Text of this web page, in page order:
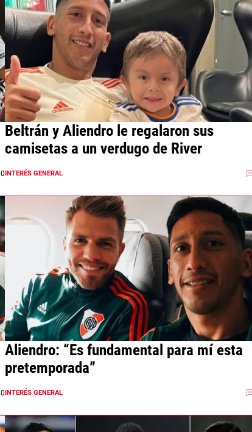
0
Beltrán y Aliendro le regalaron sus
camisetas a un verdugo de River
INTERÉS GENERAL
0
Aliendro: “Es fundamental para mí esta
pretemporada”
INTERÉS GENERAL